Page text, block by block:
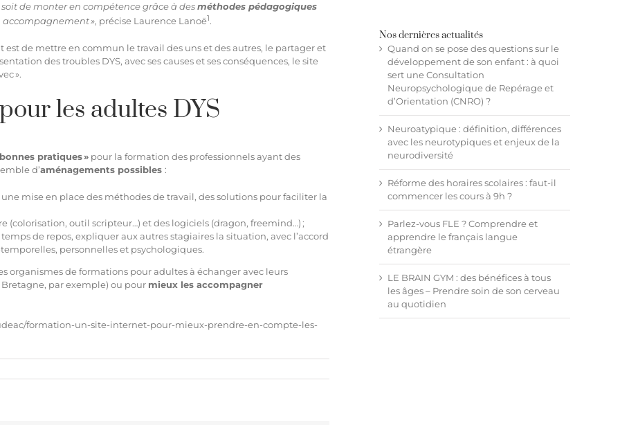
de monter en compétence grâce à desméthodes pédagogiques
accompagnement », précise Laurence Lanoë1.
est de mettre en commun le travail des uns et des autres, le partager et
des troubles DYS, avec ses causes et ses conséquences, le site
».
les adultes DYS
pratiques » pour la formation des professionnels ayant des
d’aménagements possibles :
mise en place des méthodes de travail, des solutions pour faciliter la
(colorisation, outil scripteur…) et des logiciels (dragon, freemind…) ;
temps de repos, expliquer aux autres stagiaires la situation, avec l’accord
personnelles et psychologiques.
organismes de formations pour adultes à échanger avec leurs
Bretagne, par exemple) ou pour mieux les accompagner
formation-un-site-internet-pour-mieux-prendre-en-compte-les-
Nos dernières actualités
Quand on se pose des questions sur le
développement de son enfant : à quoi
sert une Consultation
Neuropsychologique de Repérage et
d’Orientation (CNRO) ?
Neuroatypique : définition, différences
avec les neurotypiques et enjeux de la
neurodiversité
Réforme des horaires scolaires : faut-il
commencer les cours à 9h ?
Parlez-vous FLE ? Comprendre et
apprendre le français langue
étrangère
LE BRAIN GYM : des bénéfices à tous
les âges – Prendre soin de son cerveau
au quotidien